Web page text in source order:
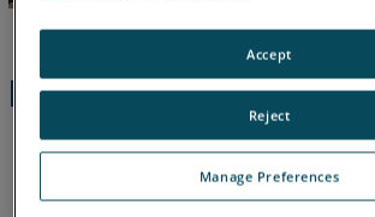
Etapas Rápidas
Clique em um link para baixar o modelo
de compensação para o tamanho da
está atualmente instalado no seu FARO®
Manage Preferences
Reject
Accept